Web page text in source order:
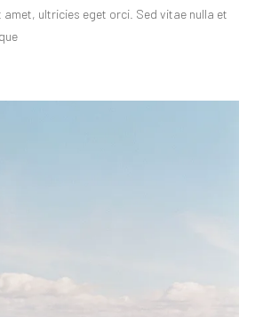
ultricies eget orci. Sed vitae nulla et